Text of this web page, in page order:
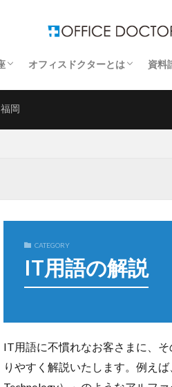
解決
解決
解決
解決
講座
講座
座
オフィスドクターとは
お客さまの声
運営企業
よくあるお問い合わせ
資料
福岡
CATEGORY
IT用語の解説
IT用語に不慣れなお客さまに、
りやすく解説いたします。例え